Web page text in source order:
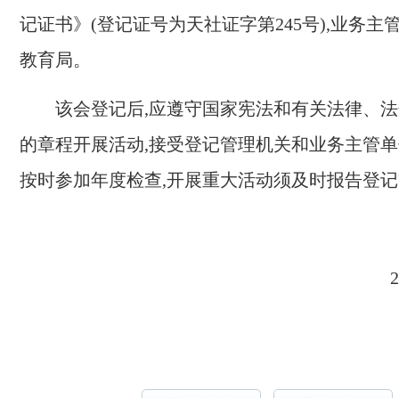
记证书》(登记证号为天社证字第245号),业务主
教育局。
该会登记后,应遵守国家宪法和有关法律、
的章程开展活动,接受登记管理机关和业务主管
按时参加年度检查,开展重大活动须及时报告登